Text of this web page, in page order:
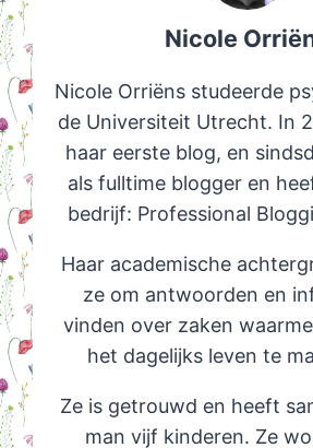
Nicole
Nicole Orriëns studeerde
de Universiteit Utrecht. In
haar eerste blog, en
als fulltime blogger en
bedrijf: Professional
Haar academische
ze om antwoorden en
vinden over zaken
het dagelijks leven te
Ze is getrouwd en heeft
man vijf kinderen. Ze